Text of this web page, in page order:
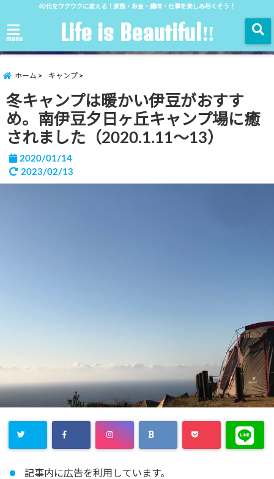
40代をワクワクに変える！家族・お金・趣味・仕事を楽しみ尽くそう！
menu Life is Beautiful‼︎
ホーム キャンプ
冬キャンプは暖かい伊豆がおすす
め。南伊豆夕日ヶ丘キャンプ場に癒
されました（2020.1.11〜13）
2020/01/14
2023/02/13
記事内に広告を利用しています。